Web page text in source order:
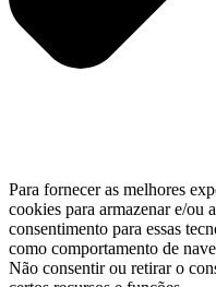
Para fornecer as melhores
cookies para armazenar e/ou
consentimento para essas
como comportamento de
Não consentir ou retirar o